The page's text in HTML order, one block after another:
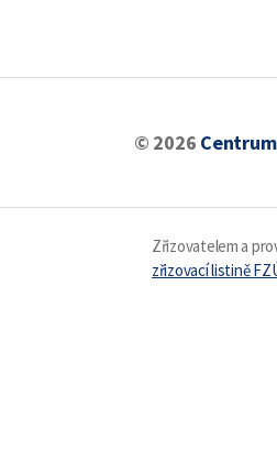
© 2026
Zřizovatelem a
zřizovací listině